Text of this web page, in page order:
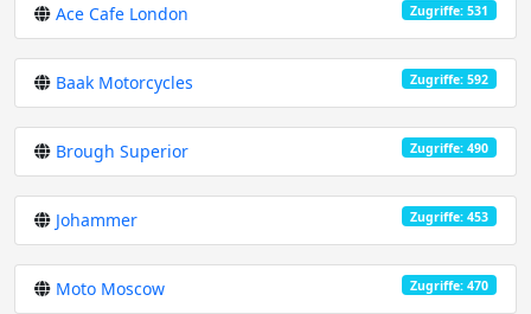
Ace Cafe London Zugriffe: 531
Baak Motorcycles Zugriffe: 592
Brough Superior Zugriffe: 490
Johammer Zugriffe: 453
Moto Moscow Zugriffe: 470